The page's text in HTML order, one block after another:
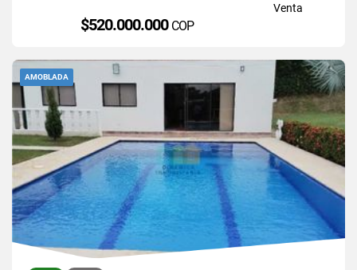
Venta
$520.000.000 COP
AMOBLADA